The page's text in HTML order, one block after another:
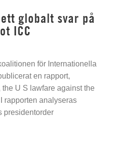
globalt svar på
ICC
för Internationella
en rapport,
U S lawfare against the
rapporten analyseras
presidentorder